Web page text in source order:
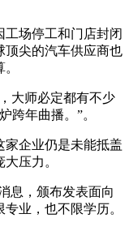
场停工和门店封闭
顶尖的汽车供应商也
大师必定都有不少
跨年曲播。”。
企业仍是未能抵盖
压力。
，颁布发表面向
业，也不限学历。